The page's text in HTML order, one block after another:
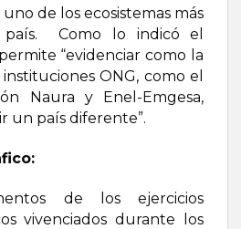
de los ecosistemas más
país. Como lo indicó el
“evidenciar como la
ONG, como el
Naura y Enel-Emgesa,
un país diferente”.
de los ejercicios
vivenciados durante los